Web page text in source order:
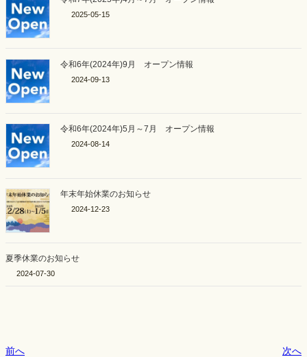
2025-05-15
令和6年(2024年)9月 オープン情報
2024-09-13
令和6年(2024年)5月～7月 オープン情報
2024-08-14
年末年始休業のお知らせ
2024-12-23
夏季休業のお知らせ
2024-07-30
前へ 次へ